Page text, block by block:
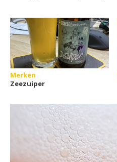
Merken
Zeezuiper